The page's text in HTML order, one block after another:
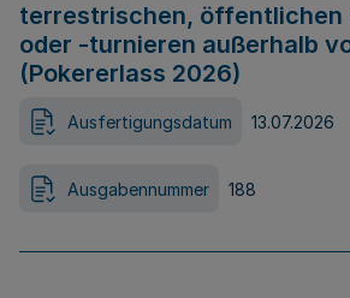
terrestrischen, öffentlichen
oder -turnieren außerhalb
(Pokererlass 2026)
Ausfertigungsdatum 13.07.2026
Ausgabennummer 188